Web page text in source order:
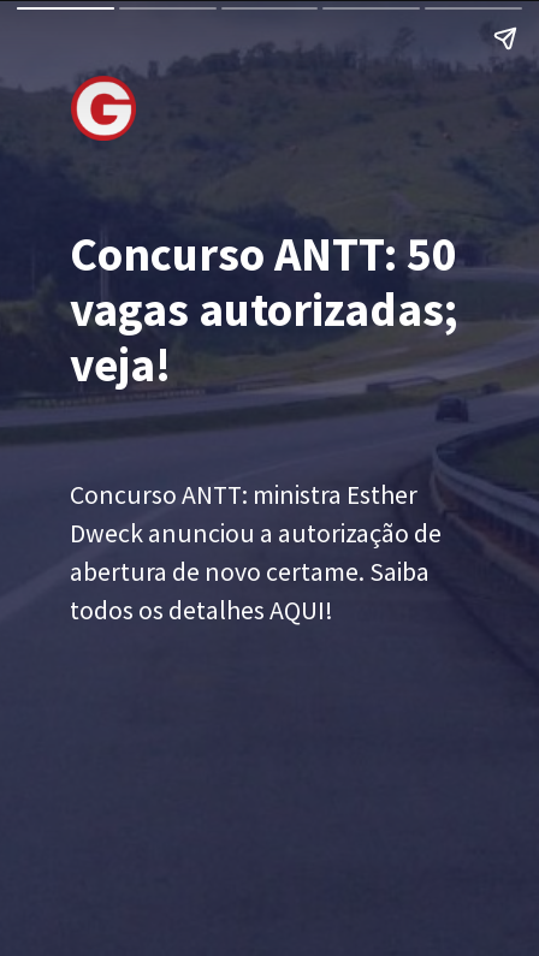
Concurso ANTT: 50
vagas autorizadas;
veja!
Concurso ANTT: ministra Esther
Dweck anunciou a autorização de
abertura de novo certame. Saiba
todos os detalhes AQUI!